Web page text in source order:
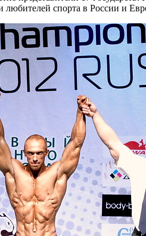
любителей спорта в России и